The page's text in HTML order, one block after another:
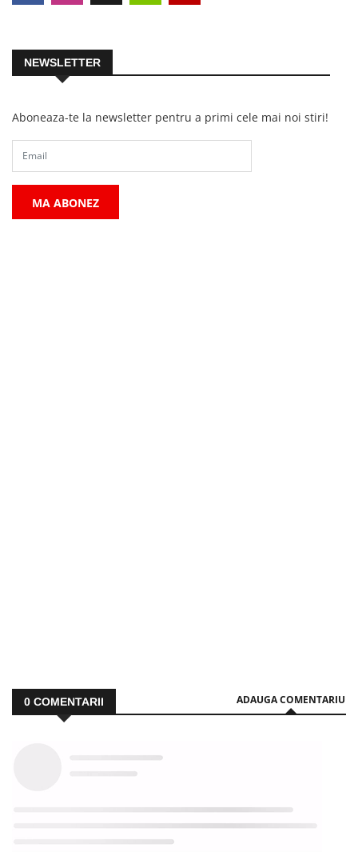
NEWSLETTER
Aboneaza-te la newsletter pentru a primi cele mai noi stiri!
MA ABONEZ
0 COMENTARII ADAUGA COMENTARIU